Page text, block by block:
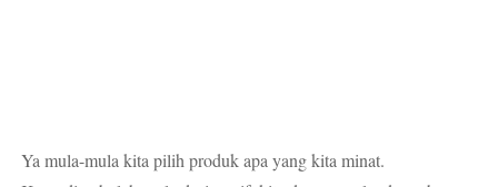
Ya mula-mula kita pilih produk apa yang kita minat.